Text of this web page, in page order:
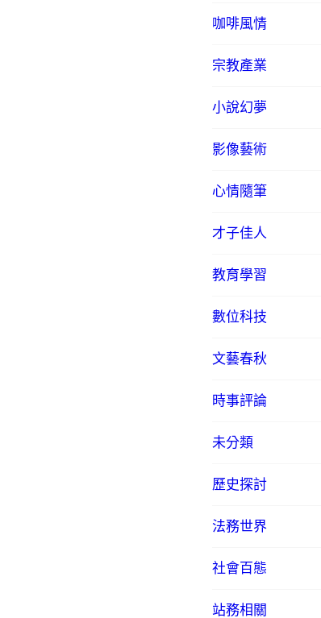
咖啡風情
宗教產業
小說幻夢
影像藝術
心情隨筆
才子佳人
教育學習
數位科技
文藝春秋
時事評論
未分類
歷史探討
法務世界
社會百態
站務相關